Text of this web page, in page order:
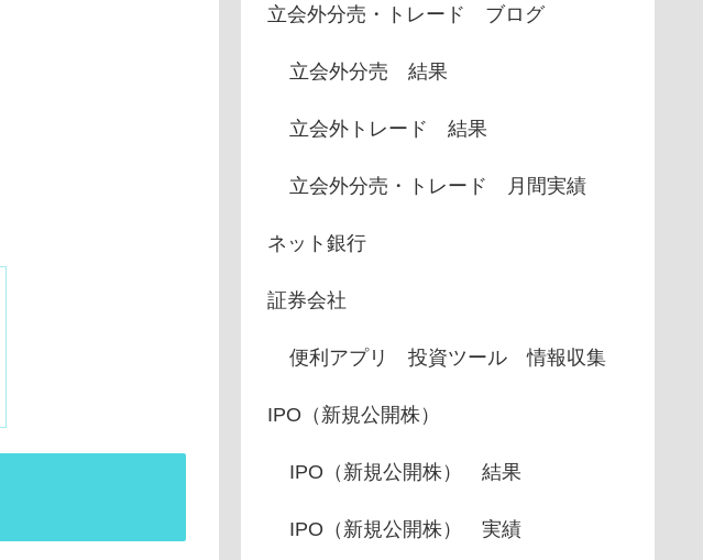
立会外分売・トレード ブログ
立会外分売 結果
立会外トレード 結果
立会外分売・トレード 月間実績
ネット銀行
証券会社
便利アプリ 投資ツール 情報収集
IPO（新規公開株）
IPO（新規公開株） 結果
IPO（新規公開株） 実績